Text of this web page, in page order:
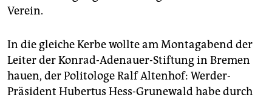
Verein.
In die gleiche Kerbe wollte am Montagabend der
Leiter der Konrad-Adenauer-Stiftung in Bremen
hauen, der Politologe Ralf Altenhof: Werder-
Präsident Hubertus Hess-Grunewald habe durch